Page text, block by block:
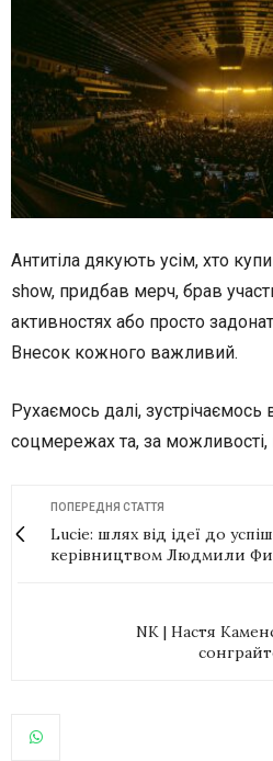
Антитіла дякують усім, хто
show, придбав мерч, брав
активностях або просто
Внесок кожного важливий.
Рухаємось далі, зустрічаємось
соцмережах та, за
ПОПЕРЕДНЯ СТАТТЯ
Lucie: шлях від ідеї до
керівництвом Людмили
NK | Настя